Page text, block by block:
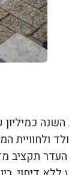
כמיליון
ולחוויית
תקציב